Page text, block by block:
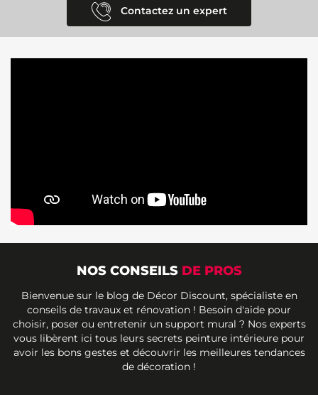
Contactez un expert
NOS CONSEILS DE PROS
Bienvenue sur le blog de Décor Discount, spécialiste en
conseils de travaux et rénovation ! Besoin d'aide pour
choisir, poser ou entretenir un support mural ? Nos experts
vous libèrent ici tous leurs secrets peinture intérieure pour
avoir les bons gestes et découvrir les meilleures tendances
de décoration !